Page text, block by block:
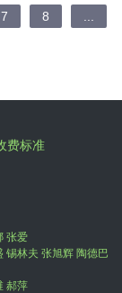
7 8
费标准
张爱
锡林夫 张旭辉 陶德巴
郝萍